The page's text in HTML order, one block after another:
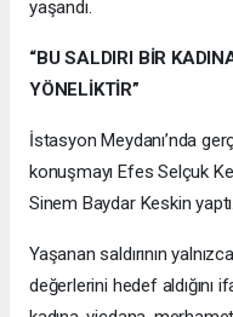
yaşandı.
“BU SALDIRI BİR
YÖNELİKTİR”
İstasyon Meydanı’nda
konuşmayı Efes Selçuk
Sinem Baydar Keskin yaptı.
Yaşanan saldırının
değerlerini hedef aldığını